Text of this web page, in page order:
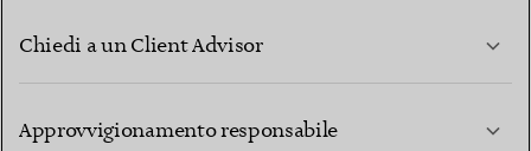
Chiedi a un Client Advisor
Approvvigionamento responsabile